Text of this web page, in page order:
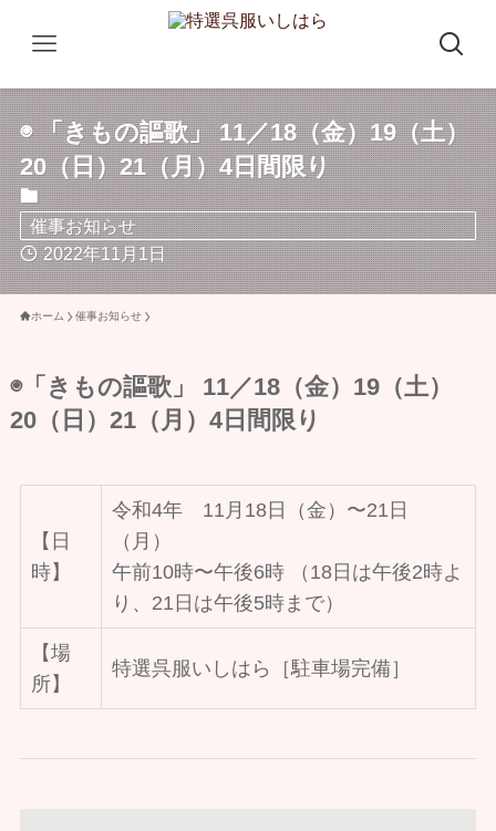
◉ 「きもの謳歌」 11／18（金）19（土）
20（日）21（月）4日間限り
催事お知らせ
2022年11月1日
ホーム 催事お知らせ
◉「きもの謳歌」 11／18（金）19（土）
20（日）21（月）4日間限り
【日
時】
令和4年 11月18日（金）〜21日
（月）
午前10時〜午後6時 （18日は午後2時よ
り、21日は午後5時まで）
【場
所】
特選呉服いしはら［駐車場完備］